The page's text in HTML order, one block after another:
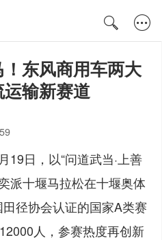
东风商用车两大
输新赛道
19日，以“问道武当·上善
派十堰马拉松在十堰奥体
径协会认证的国家A类赛
人，参赛热度再创新